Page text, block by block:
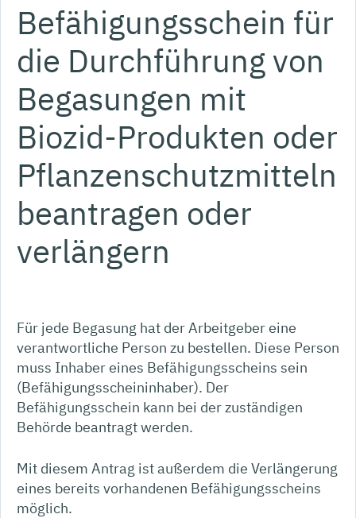
Befähigungsschein für
die Durchführung von
Begasungen mit
Biozid-Produkten oder
Pflanzenschutzmitteln
beantragen oder
verlängern
Für jede Begasung hat der Arbeitgeber eine
verantwortliche Person zu bestellen. Diese Person
muss Inhaber eines Befähigungsscheins sein
(Befähigungsscheininhaber). Der
Befähigungsschein kann bei der zuständigen
Behörde beantragt werden.
Mit diesem Antrag ist außerdem die Verlängerung
eines bereits vorhandenen Befähigungsscheins
möglich.